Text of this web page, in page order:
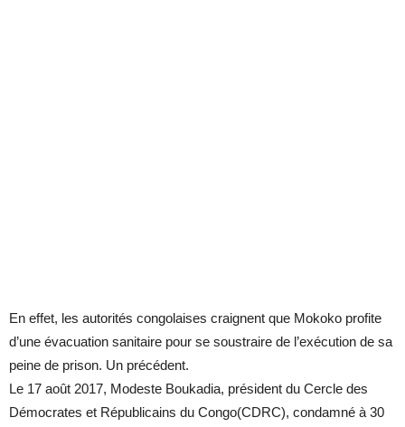
En effet, les autorités congolaises craignent que Mokoko profite
d’une évacuation sanitaire pour se soustraire de l’exécution de sa
peine de prison. Un précédent.
Le 17 août 2017, Modeste Boukadia, président du Cercle des
Démocrates et Républicains du Congo(CDRC), condamné à 30